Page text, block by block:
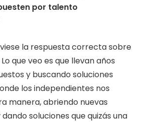
por talento
la respuesta correcta sobre
que veo es que llevan años
y buscando soluciones
los independientes nos
manera, abriendo nuevas
soluciones que quizás una